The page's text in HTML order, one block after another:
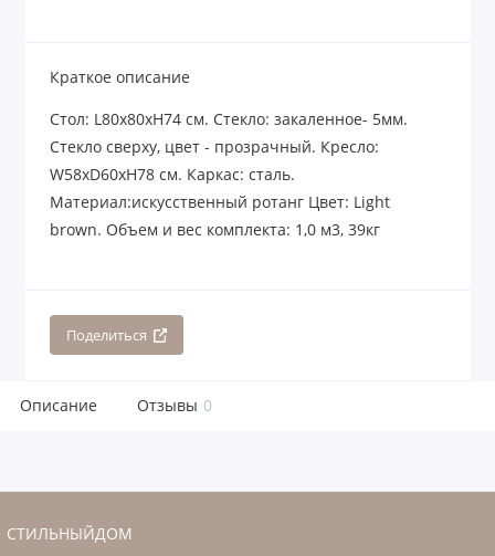
Краткое описание
Стол: L80х80хH74 см. Стекло: закаленное- 5мм.
Стекло сверху, цвет - прозрачный. Кресло:
W58xD60xH78 см. Каркас: сталь.
Материал:искусственный ротанг Цвет: Light
brown. Объем и вес комплекта: 1,0 м3, 39кг
Поделиться
Описание Отзывы 0
СТИЛЬНЫЙДОМ